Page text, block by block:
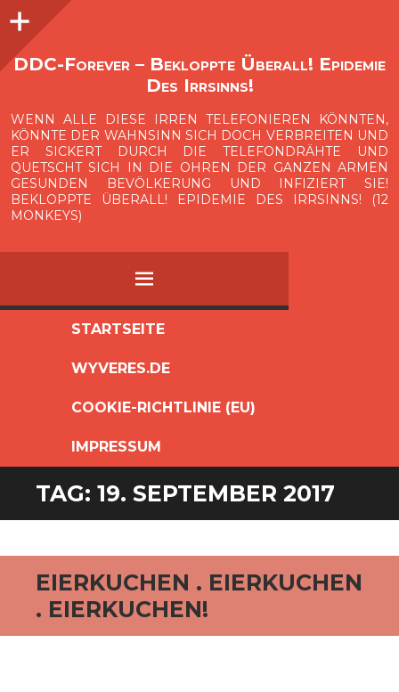
O
p
e
n
i
d
e
b
a
DDC-Forever – Bekloppte Überall! Epidemie
Des Irrsinns!
WENN ALLE DIESE IRREN TELEFONIEREN KÖNNTEN,
KÖNNTE DER WAHNSINN SICH DOCH VERBREITEN UND
ER SICKERT DURCH DIE TELEFONDRÄHTE UND
QUETSCHT SICH IN DIE OHREN DER GANZEN ARMEN
GESUNDEN BEVÖLKERUNG UND INFIZIERT SIE!
BEKLOPPTE ÜBERALL! EPIDEMIE DES IRRSINNS! (12
MONKEYS)
MENÜ
SPRINGEN
STARTSEITE
WYVERES.DE
COOKIE-RICHTLINIE (EU)
IMPRESSUM
Seitenleiste
TAG: 19. SEPTEMBER 2017
EIERKUCHEN . EIERKUCHEN
. EIERKUCHEN!